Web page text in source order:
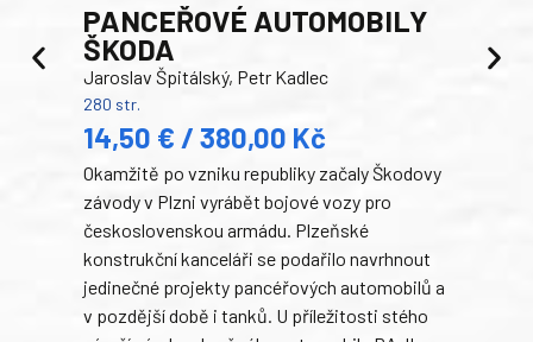
PANCEŘOVÉ AUTOMOBILY
ŠKODA
Jaroslav Špitálský, Petr Kadlec
280 str.
14,50 € / 380,00 Kč
Okamžitě po vzniku republiky začaly Škodovy
závody v Plzni vyrábět bojové vozy pro
československou armádu. Plzeňské
konstrukční kanceláři se podařilo navrhnout
jedinečné projekty pancéřových automobilů a
v pozdější době i tanků. U příležitosti stého